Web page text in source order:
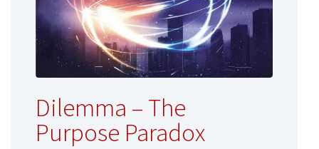
Dilemma – The
Purpose Paradox